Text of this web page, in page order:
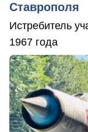
Ставрополя
Истребитель
1967 года